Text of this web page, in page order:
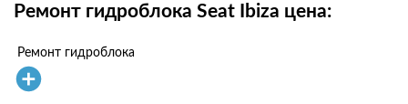
Ремонт гидроблока Seat Ibiza цена:
Ремонт гидроблока